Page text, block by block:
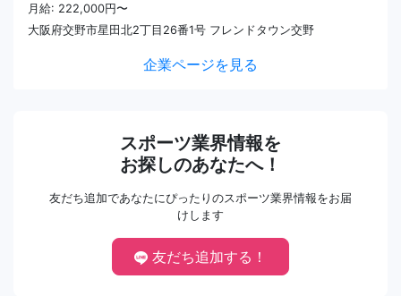
月給: 222,000円〜
大阪府交野市星田北2丁目26番1号 フレンドタウン交野
企業ページを見る
スポーツ業界情報を
お探しのあなたへ！
友だち追加であなたにぴったりのスポーツ業界情報をお届
けします
友だち追加する！